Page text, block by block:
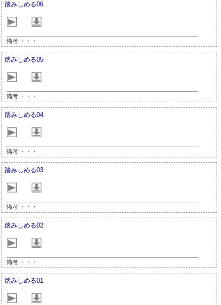
踏みしめる06
備考 ・・・
踏みしめる05
備考 ・・・
踏みしめる04
備考 ・・・
踏みしめる03
備考 ・・・
踏みしめる02
備考 ・・・
踏みしめる01